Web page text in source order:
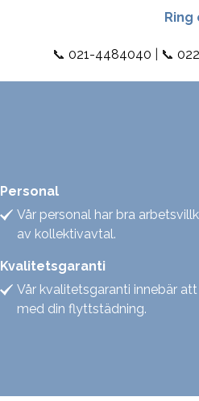
Ring
📞 021-4484040 | 📞
Personal
Vår personal har bra
av kollektivavtal.
Kvalitetsgaranti
Vår kvalitetsgaranti innebär
med din flyttstädning.